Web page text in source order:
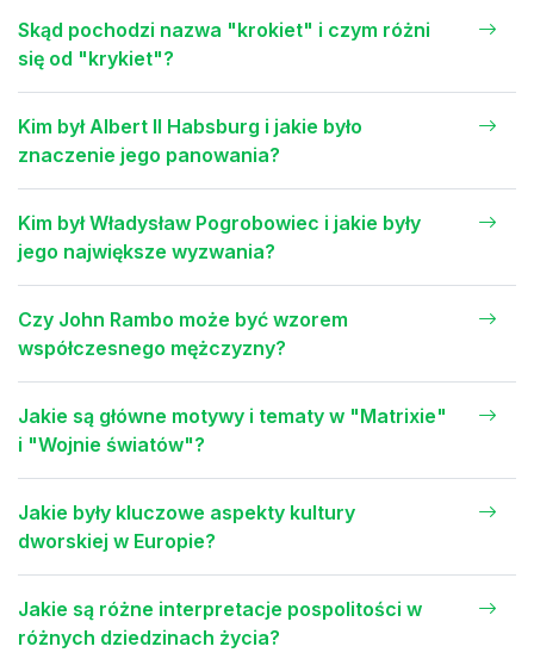
Skąd pochodzi nazwa "krokiet" i czym różni
się od "krykiet"?
Kim był Albert II Habsburg i jakie było
znaczenie jego panowania?
Kim był Władysław Pogrobowiec i jakie były
jego największe wyzwania?
Czy John Rambo może być wzorem
współczesnego mężczyzny?
Jakie są główne motywy i tematy w "Matrixie"
i "Wojnie światów"?
Jakie były kluczowe aspekty kultury
dworskiej w Europie?
Jakie są różne interpretacje pospolitości w
różnych dziedzinach życia?